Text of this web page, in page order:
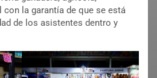
la garantía de que se está
de los asistentes dentro y